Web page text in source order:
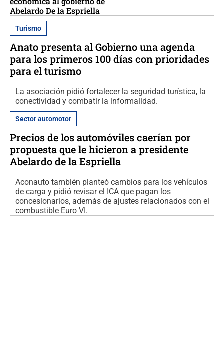
Abelardo De la Espriella
Turismo
Anato presenta al Gobierno una agenda
para los primeros 100 días con prioridades
para el turismo
La asociación pidió fortalecer la seguridad turística, la
conectividad y combatir la informalidad.
Sector automotor
Precios de los automóviles caerían por
propuesta que le hicieron a presidente
Abelardo de la Espriella
Aconauto también planteó cambios para los vehículos
de carga y pidió revisar el ICA que pagan los
concesionarios, además de ajustes relacionados con el
combustible Euro VI.